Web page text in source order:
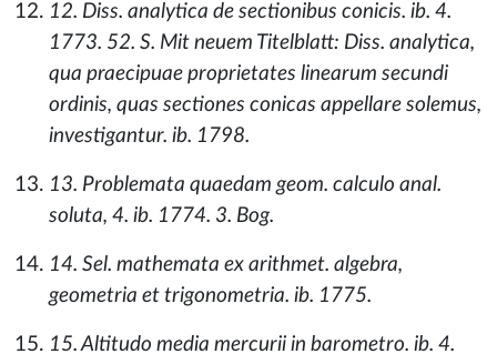
12. Diss. analytica de sectionibus conicis. ib. 4.
1773. 52. S. Mit neuem Titelblatt: Diss. analytica,
qua praecipuae proprietates linearum secundi
ordinis, quas sectiones conicas appellare solemus,
investigantur. ib. 1798.
13. Problemata quaedam geom. calculo anal.
soluta, 4. ib. 1774. 3. Bog.
14. Sel. mathemata ex arithmet. algebra,
geometria et trigonometria. ib. 1775.
15. Altitudo media mercurii in barometro. ib. 4.